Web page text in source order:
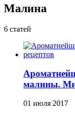
Малина
6 статей
малины.
01 июля 2017